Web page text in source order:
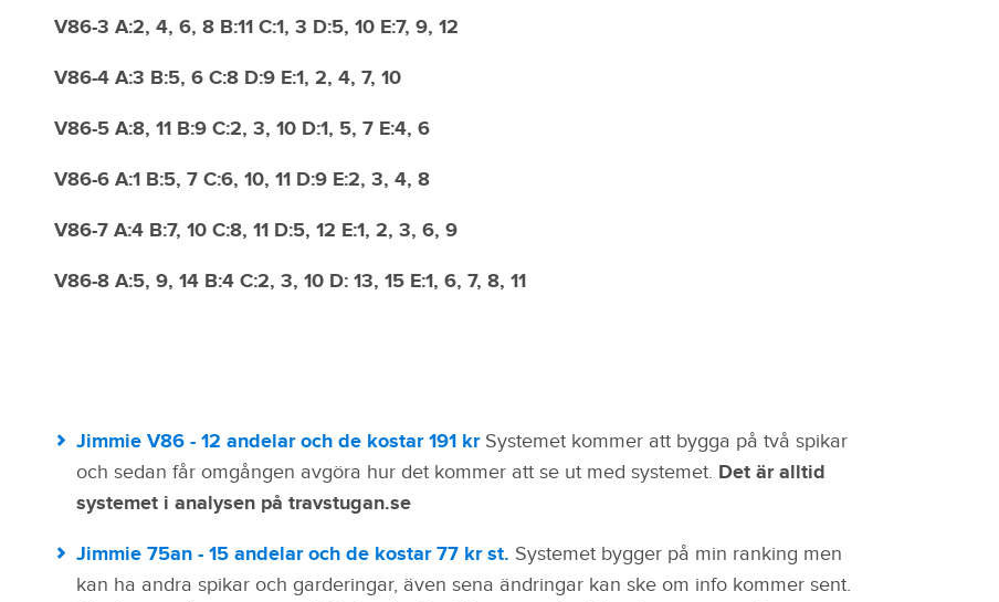
V86-3 A:2, 4, 6, 8 B:11 C:1, 3 D:5, 10 E:7, 9, 12
V86-4 A:3 B:5, 6 C:8 D:9 E:1, 2, 4, 7, 10
V86-5 A:8, 11 B:9 C:2, 3, 10 D:1, 5, 7 E:4, 6
V86-6 A:1 B:5, 7 C:6, 10, 11 D:9 E:2, 3, 4, 8
V86-7 A:4 B:7, 10 C:8, 11 D:5, 12 E:1, 2, 3, 6, 9
V86-8 A:5, 9, 14 B:4 C:2, 3, 10 D: 13, 15 E:1, 6, 7, 8, 11
Jimmie V86 - 12 andelar och de kostar 191 kr Systemet kommer att bygga på två spikar
och sedan får omgången avgöra hur det kommer att se ut med systemet. Det är alltid
systemet i analysen på travstugan.se
Jimmie 75an - 15 andelar och de kostar 77 kr st. Systemet bygger på min ranking men
kan ha andra spikar och garderingar, även sena ändringar kan ske om info kommer sent.